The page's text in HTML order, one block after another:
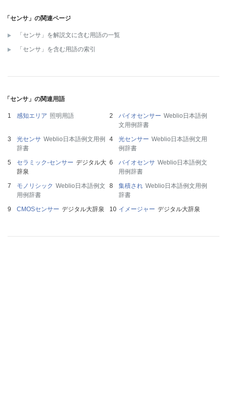
「センサ」の関連ページ
「センサ」を解説文に含む用語の一覧
「センサ」を含む用語の索引
「センサ」の関連用語
感知エリア 照明用語 バイオセンサー Weblio日本語例
文用例辞書
光センサ Weblio日本語例文用例
辞書
光センサー Weblio日本語例文用
例辞書
セラミック‐センサー デジタル大
辞泉
バイオセンサ Weblio日本語例文
用例辞書
モノリシック Weblio日本語例文
用例辞書
集積され Weblio日本語例文用例
辞書
CMOSセンサー デジタル大辞泉 イメージャー デジタル大辞泉